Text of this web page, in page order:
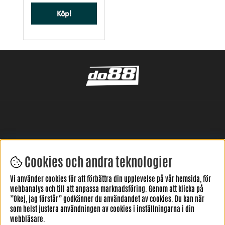
Köp!
LÄMNA DIN RECENSION HÄR
Cookies och andra teknologier
Vi använder cookies för att förbättra din upplevelse på vår hemsida, för
webbanalys och till att anpassa marknadsföring. Genom att klicka på
”Okej, jag förstår” godkänner du användandet av cookies. Du kan när
som helst justera användningen av cookies i inställningarna i din
webbläsare.